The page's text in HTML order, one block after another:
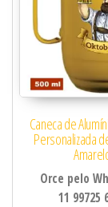
Caneca de
Personalizada
Orce pelo
11 99725